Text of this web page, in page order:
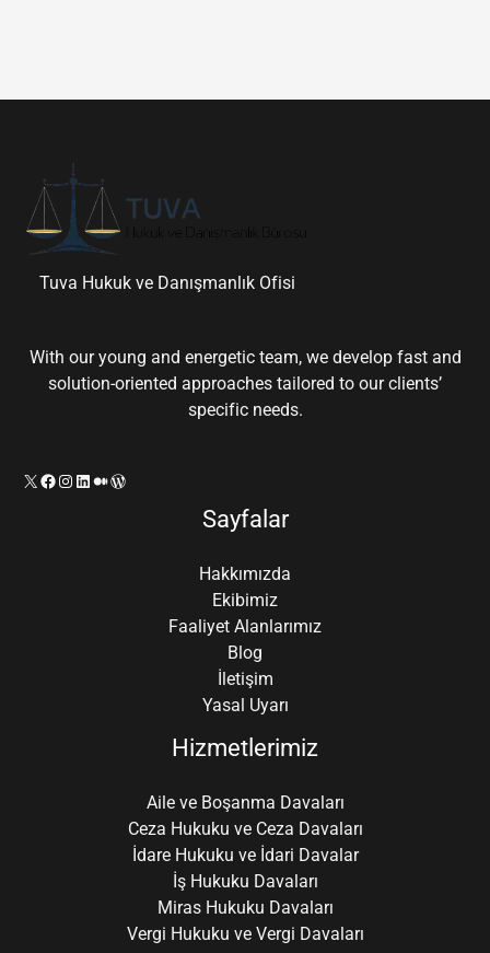
Tuva Hukuk ve Danışmanlık Ofisi
With our young and energetic team, we develop fast and
solution-oriented approaches tailored to our clients’
specific needs.
X Facebook
Instagram
LinkedIn
OrtaWordPress
Sayfalar
Hakkımızda
Ekibimiz
Faaliyet Alanlarımız
Blog
İletişim
Yasal Uyarı
Hizmetlerimiz
Aile ve Boşanma Davaları
Ceza Hukuku ve Ceza Davaları
İdare Hukuku ve İdari Davalar
İş Hukuku Davaları
Miras Hukuku Davaları
Vergi Hukuku ve Vergi Davaları